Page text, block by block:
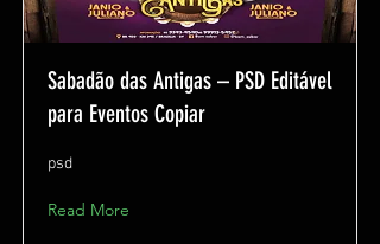
Sabadão das Antigas – PSD Editável
para Eventos Copiar
psd
Read More